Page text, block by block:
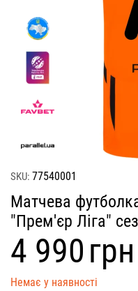
SKU: 77540001
Матчева
"Прем'єр Ліга"
‍4 990‍грн
Немає у наявності